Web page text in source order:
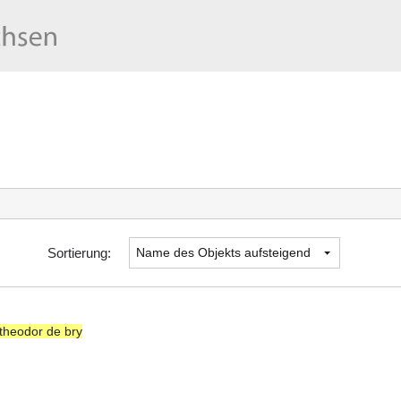
Sortierung:
de bry